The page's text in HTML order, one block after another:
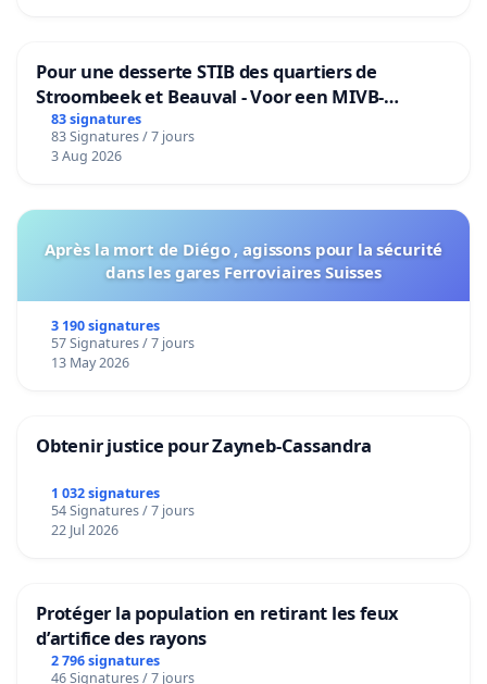
Pour une desserte STIB des quartiers de
Stroombeek et Beauval - Voor een MIVB-
bediening van de wijken Strombeek en Het
Voor
83 signatures
83 Signatures / 7 jours
3 Aug 2026
Après la mort de Diégo , agissons pour la sécurité
dans les gares Ferroviaires Suisses
3 190 signatures
57 Signatures / 7 jours
13 May 2026
Obtenir justice pour Zayneb-Cassandra
1 032 signatures
54 Signatures / 7 jours
22 Jul 2026
Protéger la population en retirant les feux
d’artifice des rayons
2 796 signatures
46 Signatures / 7 jours